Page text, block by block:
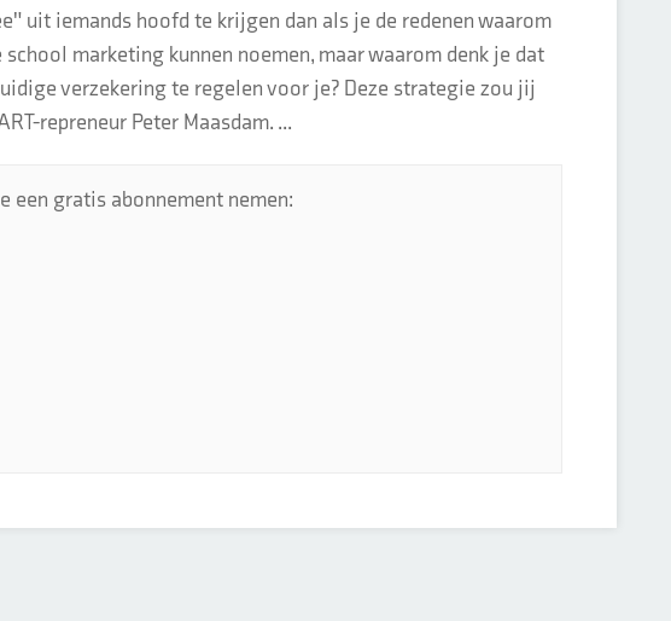
uit iemands hoofd te krijgen dan als je de redenen waarom
marketing kunnen noemen, maar waarom denk je dat
verzekering te regelen voor je? Deze strategie zou jij
repreneur Peter Maasdam. ...
een gratis abonnement nemen: